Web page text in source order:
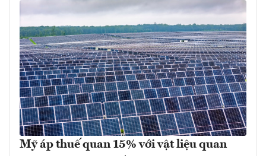
Mỹ áp thuế quan 15% với vật liệu quan